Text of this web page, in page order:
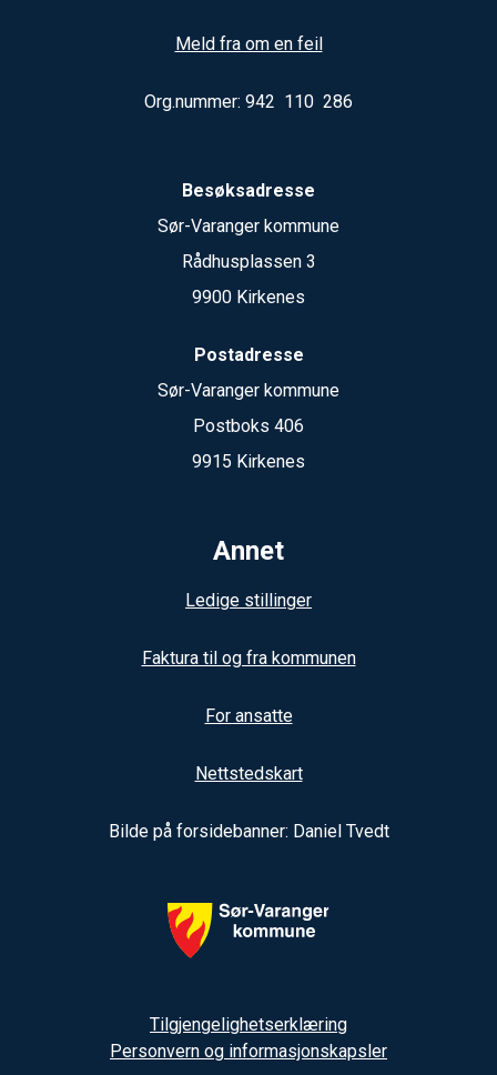
Meld fra om en feil
Org.nummer: 942 110 286
Besøksadresse
Sør-Varanger kommune
Rådhusplassen 3
9900 Kirkenes
Postadresse
Sør-Varanger kommune
Postboks 406
9915 Kirkenes
Annet
Ledige stillinger
Faktura til og fra kommunen
For ansatte
Nettstedskart
Bilde på forsidebanner: Daniel Tvedt
Tilgjengelighetserklæring
Personvern og informasjonskapsler